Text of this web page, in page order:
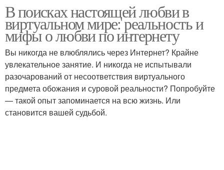
В поисках настоящей любви в
виртуальном мире: реальность и
мифы о любви по интернету
Вы никогда не влюблялись через Интернет? Крайне
увлекательное занятие. И никогда не испытывали
разочарований от несоответствия виртуального
предмета обожания и суровой реальности? Попробуйте
— такой опыт запоминается на всю жизнь. Или
становится вашей судьбой.